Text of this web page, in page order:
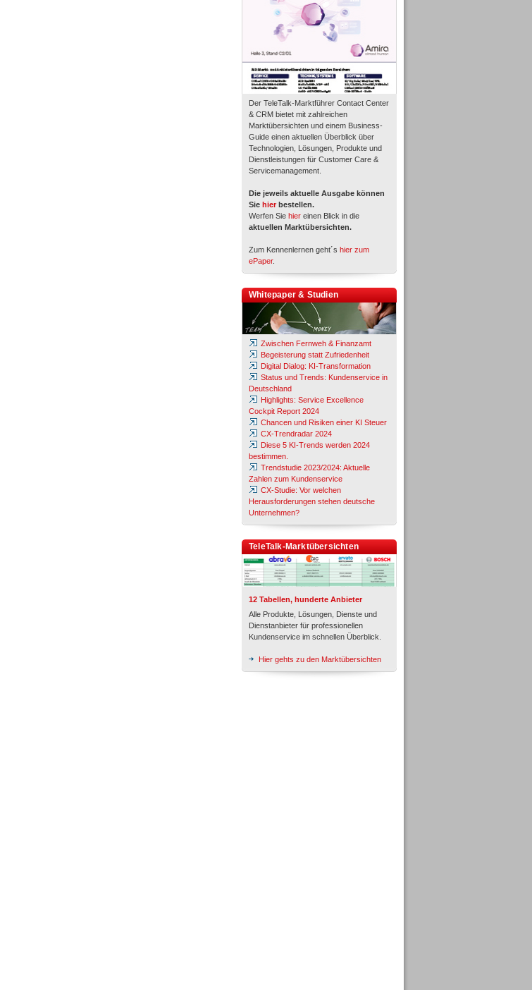
Der TeleTalk-Marktführer Contact Center
& CRM bietet mit zahlreichen
Marktübersichten und einem Business-
Guide einen aktuellen Überblick über
Technologien, Lösungen, Produkte und
Dienstleistungen für Customer Care &
Servicemanagement.
Die jeweils aktuelle Ausgabe können
Sie hier bestellen.
Werfen Sie hier einen Blick in die
aktuellen Marktübersichten.
Zum Kennenlernen geht´s hier zum
ePaper.
Whitepaper & Studien
Zwischen Fernweh & Finanzamt
Begeisterung statt Zufriedenheit
Digital Dialog: KI-Transformation
Status und Trends: Kundenservice in
Deutschland
Highlights: Service Excellence
Cockpit Report 2024
Chancen und Risiken einer KI Steuer
CX-Trendradar 2024
Diese 5 KI-Trends werden 2024
bestimmen.
Trendstudie 2023/2024: Aktuelle
Zahlen zum Kundenservice
CX-Studie: Vor welchen
Herausforderungen stehen deutsche
Unternehmen?
TeleTalk-Marktübersichten
12 Tabellen, hunderte Anbieter
Alle Produkte, Lösungen, Dienste und
Dienstanbieter für professionellen
Kundenservice im schnellen Überblick.
Hier gehts zu den Marktübersichten